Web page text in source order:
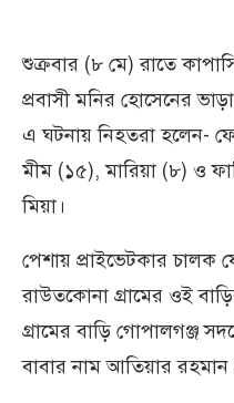
শুক্রবার (৮ মে) রাতে
প্রবাসী মনির হোসেনের
এ ঘটনায় নিহতরা হলেন-
মীম (১৫), মারিয়া (৮) ও
মিয়া।
পেশায় প্রাইভেটকার
রাউতকোনা গ্রামের ওই
গ্রামের বাড়ি গোপালগঞ্জ
বাবার নাম আতিয়ার রহমান